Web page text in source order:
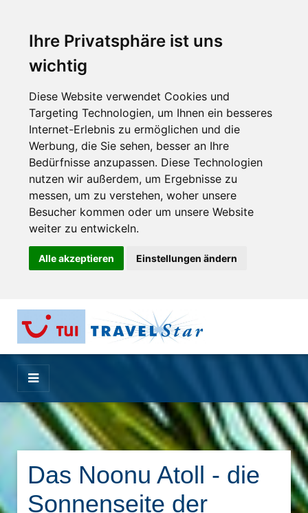
Ihre Privatsphäre ist uns
wichtig
Diese Website verwendet Cookies und
Targeting Technologien, um Ihnen ein besseres
Internet-Erlebnis zu ermöglichen und die
Werbung, die Sie sehen, besser an Ihre
Bedürfnisse anzupassen. Diese Technologien
nutzen wir außerdem, um Ergebnisse zu
messen, um zu verstehen, woher unsere
Besucher kommen oder um unsere Website
weiter zu entwickeln.
Alle akzeptieren Einstellungen ändern
Das Noonu Atoll - die
Sonnenseite der